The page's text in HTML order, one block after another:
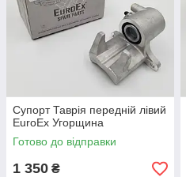
Супорт Таврія передній лівий
EuroEx Угорщина
Готово до відправки
1 350 ₴